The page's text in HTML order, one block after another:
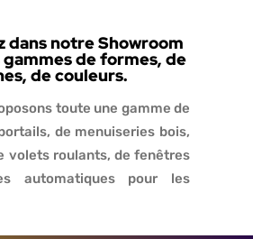
dans notre Showroom
de formes, de
de couleurs.
toute une gamme de
de menuiseries bois,
volets roulants, de fenêtres
automatiques pour les